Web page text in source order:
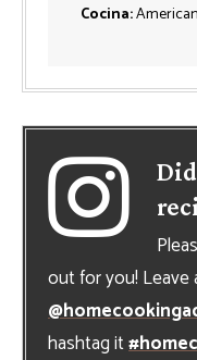
Cocina:
out for you! Leave
hashtag it